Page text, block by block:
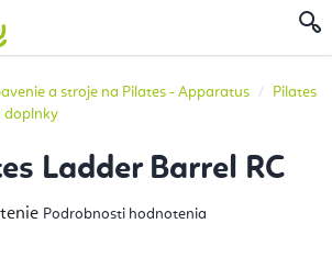
a stroje na Pilates - Apparatus
Pilates
doplnky
Ladder Barrel RC
Podrobnosti hodnotenia